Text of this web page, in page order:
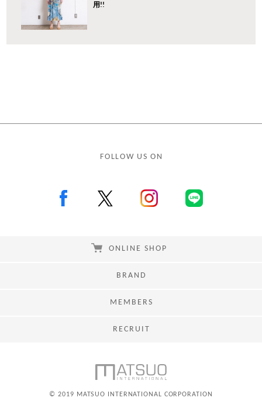
用!!
FOLLOW US ON
ONLINE SHOP
BRAND
MEMBERS
RECRUIT
© 2019 MATSUO INTERNATIONAL CORPORATION